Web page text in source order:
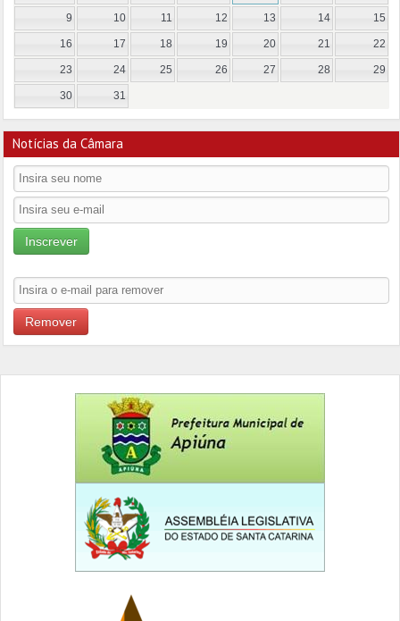
9 10 11 12 13 14 15
16 17 18 19 20 21 22
23 24 25 26 27 28 29
30 31
Notícias da Câmara
Inscrever
Remover